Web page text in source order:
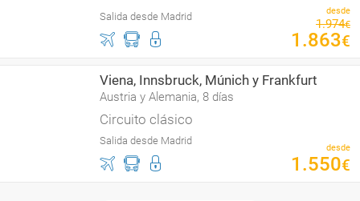
Salida desde Madrid desde
1.974€
1 .863€
Viena, Innsbruck, Múnich y Frankfurt
Austria y Alemania, 8 días
Circuito clásico
Salida desde Madrid
desde
1 .550€